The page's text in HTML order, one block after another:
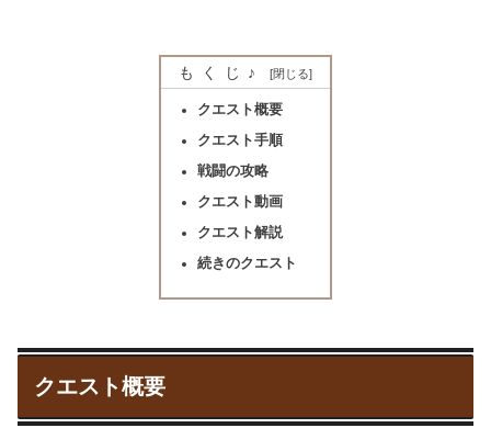
もくじ♪
クエスト概要
クエスト手順
戦闘の攻略
クエスト動画
クエスト解説
続きのクエスト
クエスト概要